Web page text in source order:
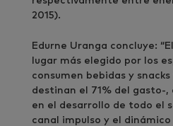
2015).
Edurne Uranga concluye:
lugar más elegido por los
consumen bebidas y
destinan el 71% del gasto-,
en el desarrollo de todo el
canal impulso y el